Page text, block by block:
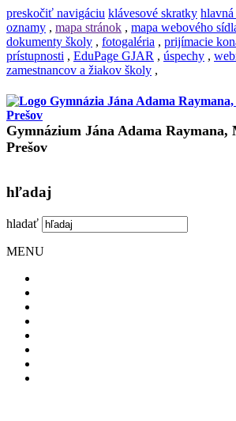
preskočiť navigáciu klávesové skratky hlavná
oznamy , mapa stránok , mapa webového
dokumenty školy , fotogaléria , prijímacie
prístupnosti , EduPage GJAR , úspechy ,
zamestnancov a žiakov školy ,
Gymnázium Jána Adama Raymana,
Prešov
hľadaj
hladať
MENU